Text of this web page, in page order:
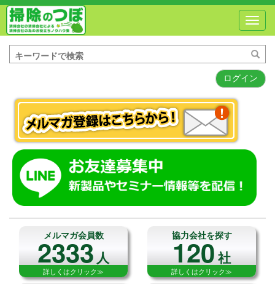
ログイン
メルマガ会員数
2333人
詳しくはクリック≫
協力会社を探す
120社
詳しくはクリック≫